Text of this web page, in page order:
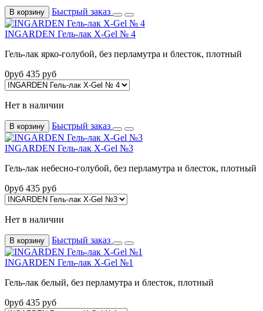
В корзину Быстрый заказ
INGARDEN Гель-лак X-Gel № 4
Гель-лак ярко-голубой, без перламутра и блесток, плотный
0руб 435 руб
Нет в наличии
В корзину Быстрый заказ
INGARDEN Гель-лак X-Gel №3
Гель-лак небесно-голубой, без перламутра и блесток, плотный
0руб 435 руб
Нет в наличии
В корзину Быстрый заказ
INGARDEN Гель-лак X-Gel №1
Гель-лак белый, без перламутра и блесток, плотный
0руб 435 руб